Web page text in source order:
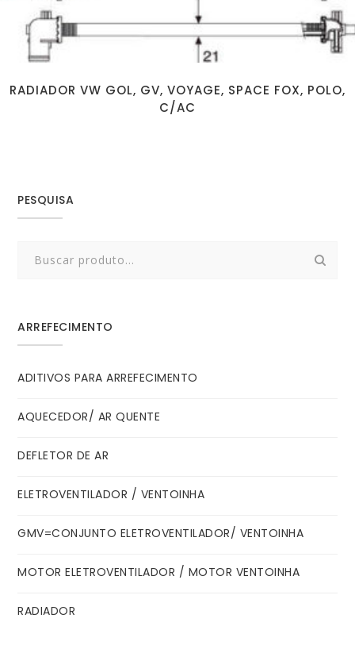
RADIADOR VW GOL, GV, VOYAGE, SPACE FOX, POLO,
C/AC
PESQUISA
ARREFECIMENTO
ADITIVOS PARA ARREFECIMENTO
AQUECEDOR/ AR QUENTE
DEFLETOR DE AR
ELETROVENTILADOR / VENTOINHA
GMV=CONJUNTO ELETROVENTILADOR/ VENTOINHA
MOTOR ELETROVENTILADOR / MOTOR VENTOINHA
RADIADOR